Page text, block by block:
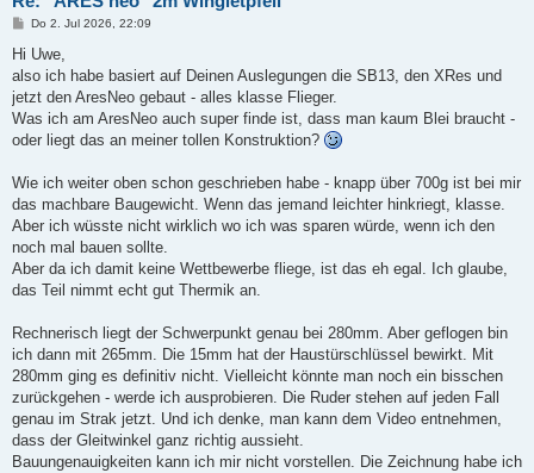
B
r
a
Do 2. Jul 2026, 22:09
Hi Uwe,
also ich habe basiert auf Deinen Auslegungen die SB13, den XRes und
jetzt den AresNeo gebaut - alles klasse Flieger.
Was ich am AresNeo auch super finde ist, dass man kaum Blei braucht -
oder liegt das an meiner tollen Konstruktion?
Wie ich weiter oben schon geschrieben habe - knapp über 700g ist bei mir
das machbare Baugewicht. Wenn das jemand leichter hinkriegt, klasse.
Aber ich wüsste nicht wirklich wo ich was sparen würde, wenn ich den
noch mal bauen sollte.
Aber da ich damit keine Wettbewerbe fliege, ist das eh egal. Ich glaube,
das Teil nimmt echt gut Thermik an.
Rechnerisch liegt der Schwerpunkt genau bei 280mm. Aber geflogen bin
ich dann mit 265mm. Die 15mm hat der Haustürschlüssel bewirkt. Mit
280mm ging es definitiv nicht. Vielleicht könnte man noch ein bisschen
zurückgehen - werde ich ausprobieren. Die Ruder stehen auf jeden Fall
genau im Strak jetzt. Und ich denke, man kann dem Video entnehmen,
dass der Gleitwinkel ganz richtig aussieht.
Bauungenauigkeiten kann ich mir nicht vorstellen. Die Zeichnung habe ich